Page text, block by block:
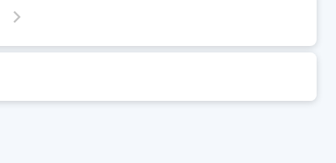
Następna strona